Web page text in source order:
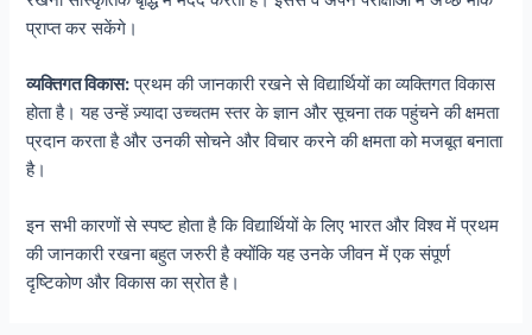
प्राप्त कर सकेंगे।
व्यक्तिगत विकास:प्रथम की जानकारी रखने से विद्यार्थियों का व्यक्तिगत विकास
होता है। यह उन्हें ज़्यादा उच्चतम स्तर के ज्ञान और सूचना तक पहुंचने की क्षमता
प्रदान करता है और उनकी सोचने और विचार करने की क्षमता को मजबूत बनाता
है।
इन सभी कारणों से स्पष्ट होता है कि विद्यार्थियों के लिए भारत और विश्व में प्रथम
की जानकारी रखना बहुत जरुरी है क्योंकि यह उनके जीवन में एक संपूर्ण
दृष्टिकोण और विकास का स्रोत है।